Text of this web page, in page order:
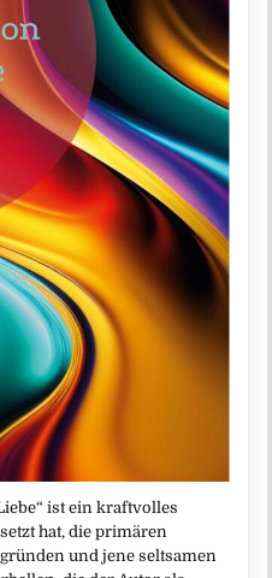
ist ein kraftvolles
hat, die primären
und jene seltsamen